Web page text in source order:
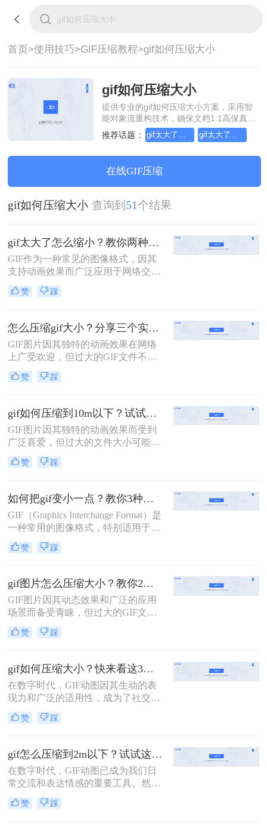
首页>使用技巧>GIF压缩教程>gif如何压缩大小
gif如何压缩大小
提供专业的gif如何压缩大小方案，采用智
能对象流重构技术，确保文档1:1高保真还
原且排版不乱码。支持一键批量处理，全
链路 SSL 加密保障隐私安全。助您快速实
公。
推荐话题： gif太大了怎么缩小 gif太大了怎么压缩
在线GIF压缩
gif如何压缩大小 查询到 51个结果
gif太大了怎么缩小？教你两种高效压缩方法！
GIF作为一种常见的图像格式，因其
支持动画效果而广泛应用于网络交
流、社交媒体和网页设计中。然而，
有时我们会遇到GIF文件体积过大的
间，还可能影响加载速度和用户体
验。那么gif太大了怎么缩小呢？本文
将介绍两种缩小GIF大小的有效方
法。
赞 踩
怎么压缩gif大小？分享三个实用方法详解！
GIF图片因其独特的动画效果在网络
上广受欢迎，但过大的GIF文件不仅
会增加加载时间，还可能导致在传输
过程中出现错误。那么怎么压缩gif大
法。
赞 踩
gif如何压缩到10m以下？试试这二种压缩方法！
GIF图片因其独特的动画效果而受到
广泛喜爱，但过大的文件大小可能会
给网页加载和分享带来不便。那么gif
如何压缩到10m以下呢？本文将介绍
帮助你轻松优化GIF图片。
赞 踩
如何把gif变小一点？教你3种压缩gif大小方法！
GIF（Graphics Interchange Format）是
一种常用的图像格式，特别适用于网
络上的动画和图标。然而，GIF文件
有时会非常大，这不仅会拖慢网页加
那么如何把gif变小一点呢？本文将介
绍三种实用的方法，帮助你把GIF文
件变小，同时尽量保持其画质。
赞 踩
gif图片怎么压缩大小？教你2种简单好用压缩方法！
GIF图片因其动态效果和广泛的应用
场景而备受青睐，但过大的GIF文件
可能会给存储和传输带来不便。因
此，学会如何压缩GIF图片大小变得
呢？本文将介绍两种常用的GIF图片
压缩方法。
赞 踩
gif如何压缩大小？快来看这3个压缩方法！
在数字时代，GIF动图因其生动的表
现力和广泛的适用性，成为了社交媒
体、网页设计、即时通讯等多个领域
的宠儿。然而，随着图像质量的提升
也越来越大，这不仅影响了加载速
度，还可能导致上传失败。因此，学
会gif如何压缩大小，同时保持良好的
视觉效果，显得尤为重要。本文将介
绍三种高效的GIF压缩方法，帮助您
轻松应对这一挑战。
赞 踩
gif怎么压缩到2m以下？试试这二种压缩方法！
在数字时代，GIF动图已成为我们日
常交流和表达情感的重要工具。然
而，随着网络带宽和存储空间的限
制，gif怎么压缩到2m以下，成为了一
赞 踩